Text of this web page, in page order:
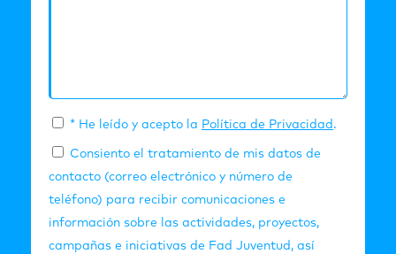
* He leído y acepto la Política de Privacidad .
Consiento el tratamiento de mis datos de
contacto (correo electrónico y número de
teléfono) para recibir comunicaciones e
información sobre las actividades, proyectos,
campañas e iniciativas de Fad Juventud, así